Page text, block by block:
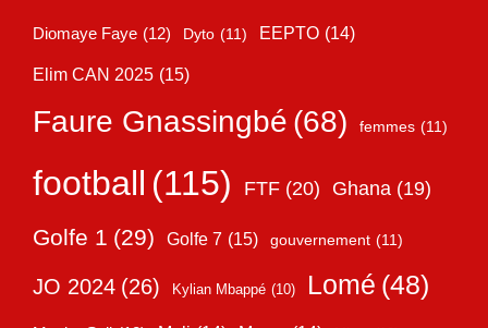
Diomaye Faye (12) Dyto (11) EEPTO (14)
Elim CAN 2025 (15)
Faure Gnassingbé (68) femmes (11)
football (115) FTF (20) Ghana (19)
Golfe 1 (29) Golfe 7 (15) gouvernement (11)
JO 2024 (26) Kylian Mbappé (10) Lomé (48)